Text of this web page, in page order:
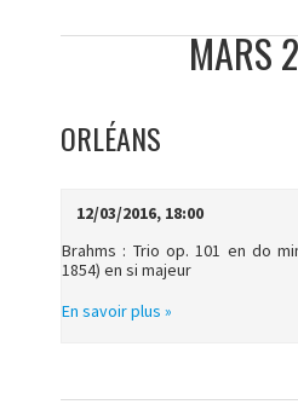
MARS
ORLÉANS
12/03/2016, 18:00
Brahms : Trio op. 101 en do
1854) en si majeur
En savoir plus »